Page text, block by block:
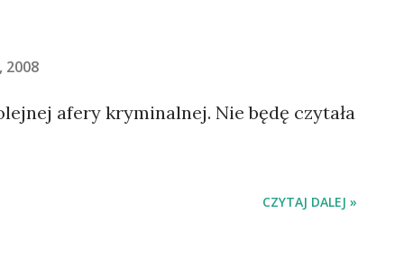
2008
afery kryminalnej. Nie będę czytała
CZYTAJ DALEJ »